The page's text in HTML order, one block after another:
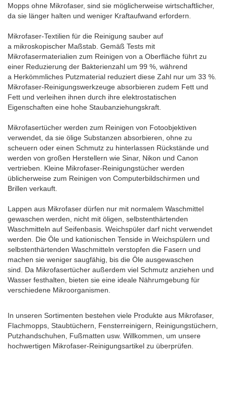
Mopps ohne Mikrofaser, sind sie möglicherweise wirtschaftlicher,
da sie länger halten und weniger Kraftaufwand erfordern.
Mikrofaser-Textilien für die Reinigung sauber auf
a mikroskopischer Maßstab. Gemäß Tests mit
Mikrofasermaterialien zum Reinigen von a Oberfläche führt zu
einer Reduzierung der Bakterienzahl um 99 %, während
a Herkömmliches Putzmaterial reduziert diese Zahl nur um 33 %.
Mikrofaser-Reinigungswerkzeuge absorbieren zudem Fett und
Fett und verleihen ihnen durch ihre elektrostatischen
Eigenschaften eine hohe Staubanziehungskraft.
Mikrofasertücher werden zum Reinigen von Fotoobjektiven
verwendet, da sie ölige Substanzen absorbieren, ohne zu
scheuern oder einen Schmutz zu hinterlassen Rückstände und
werden von großen Herstellern wie Sinar, Nikon und Canon
vertrieben. Kleine Mikrofaser-Reinigungstücher werden
üblicherweise zum Reinigen von Computerbildschirmen und
Brillen verkauft.
Lappen aus Mikrofaser dürfen nur mit normalem Waschmittel
gewaschen werden, nicht mit öligen, selbstenthärtenden
Waschmitteln auf Seifenbasis. Weichspüler darf nicht verwendet
werden. Die Öle und kationischen Tenside in Weichspülern und
selbstenthärtenden Waschmitteln verstopfen die Fasern und
machen sie weniger saugfähig, bis die Öle ausgewaschen
sind. Da Mikrofasertücher außerdem viel Schmutz anziehen und
Wasser festhalten, bieten sie eine ideale Nährumgebung für
verschiedene Mikroorganismen.
In unseren Sortimenten bestehen viele Produkte aus Mikrofaser,
Flachmopps, Staubtüchern, Fensterreinigern, Reinigungstüchern,
Putzhandschuhen, Fußmatten usw. Willkommen, um unsere
hochwertigen Mikrofaser-Reinigungsartikel zu überprüfen.